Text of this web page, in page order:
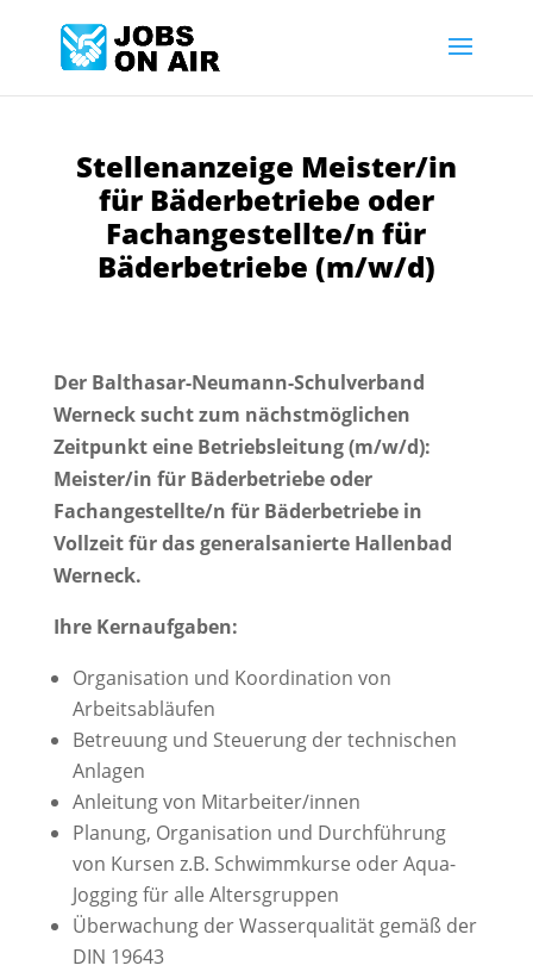
Stellenanzeige Meister/in
für Bäderbetriebe oder
Fachangestellte/n für
Bäderbetriebe (m/w/d)
Der Balthasar-Neumann-Schulverband
Werneck sucht zum nächstmöglichen
Zeitpunkt eine Betriebsleitung (m/w/d):
Meister/in für Bäderbetriebe oder
Fachangestellte/n für Bäderbetriebe in
Vollzeit für das generalsanierte Hallenbad
Werneck.
Ihre Kernaufgaben:
Organisation und Koordination von
Arbeitsabläufen
Betreuung und Steuerung der technischen
Anlagen
Anleitung von Mitarbeiter/innen
Planung, Organisation und Durchführung
von Kursen z.B. Schwimmkurse oder Aqua-
Jogging für alle Altersgruppen
Überwachung der Wasserqualität gemäß der
DIN 19643